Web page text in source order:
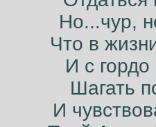
Но...чур,
Что в
И с гордо
Шагать
И